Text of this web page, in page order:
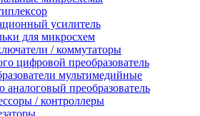
усилитель
для микросхем
/ коммутаторы
цифровой преобразователь
мультимедийные
аналоговый преобразователь
/ контроллеры